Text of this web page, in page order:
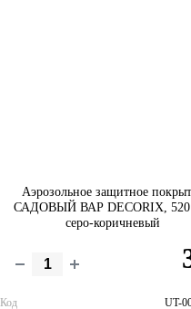
Аэрозольное защитное
САДОВЫЙ ВАР DECORIX, 520
серо-коричневый
Код
UT-